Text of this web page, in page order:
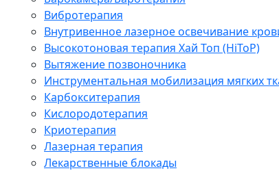
Вибротерапия
Внутривенное лазерное освечивание
Высокотоновая терапия Хай Топ (HiToP)
Вытяжение позвоночника
Инструментальная мобилизация мягких
Карбокситерапия
Кислородотерапия
Криотерапия
Лазерная терапия
Лекарственные блокады